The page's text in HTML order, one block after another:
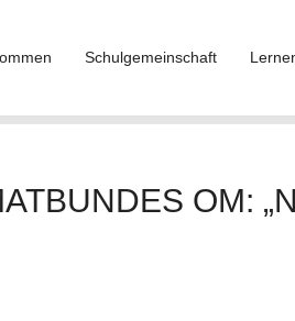
Schulgemeinschaft
OM: